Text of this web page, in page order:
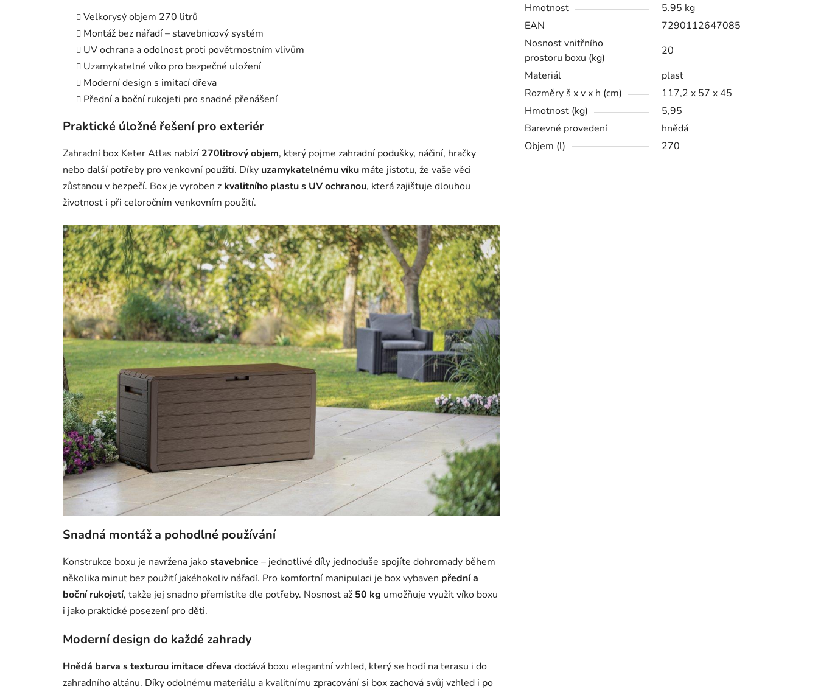
Velkorysý objem 270 litrů
Montáž bez nářadí – stavebnicový systém
UV ochrana a odolnost proti povětrnostním vlivům
Uzamykatelné víko pro bezpečné uložení
Moderní design s imitací dřeva
Přední a boční rukojeti pro snadné přenášení
Praktické úložné řešení pro exteriér
Zahradní box Keter Atlas nabízí 270litrový objem, který pojme zahradní podušky, náčiní, hračky
nebo další potřeby pro venkovní použití. Díky uzamykatelnému víku máte jistotu, že vaše věci
zůstanou v bezpečí. Box je vyroben z kvalitního plastu s UV ochranou, která zajišťuje dlouhou
životnost i při celoročním venkovním použití.
Snadná montáž a pohodlné používání
Konstrukce boxu je navržena jakostavebnice – jednotlivé díly jednoduše spojíte dohromady během
několika minut bez použití jakéhokoliv nářadí. Pro komfortní manipulaci je box vybaven přední a
boční rukojetí, takže jej snadno přemístíte dle potřeby. Nosnost až 50 kg umožňuje využít víko boxu
i jako praktické posezení pro děti.
Moderní design do každé zahrady
Hnědá barva s texturou imitace dřeva dodává boxu elegantní vzhled, který se hodí na terasu i do
zahradního altánu. Díky odolnému materiálu a kvalitnímu zpracování si box zachová svůj vzhled i po
Hmotnost
5.95 kg
EAN
7290112647085
Nosnost vnitřního
prostoru boxu (kg)
20
Materiál
plast
Rozměry š x v x h (cm)
117,2 x 57 x 45
Hmotnost (kg)
5,95
Barevné provedení
hnědá
Objem (l)
270